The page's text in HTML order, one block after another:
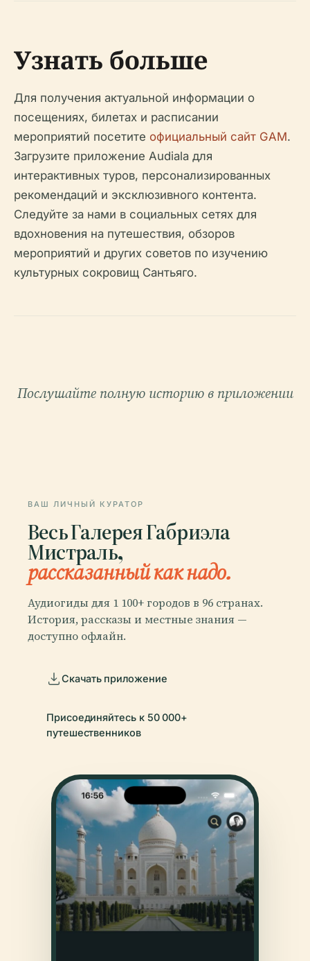
Узнать больше
Для получения актуальной информации о
посещениях, билетах и расписании
мероприятий посетите официальный сайт GAM.
Загрузите приложение Audiala для
интерактивных туров, персонализированных
рекомендаций и эксклюзивного контента.
Следуйте за нами в социальных сетях для
вдохновения на путешествия, обзоров
мероприятий и других советов по изучению
культурных сокровищ Сантьяго.
Послушайте полную историю в приложении
ВАШ ЛИЧНЫЙ КУРАТОР
Весь Галерея Габриэла
Мистраль,
рассказанный как надо.
Аудиогиды для 1 100+ городов в 96 странах.
История, рассказы и местные знания —
доступно офлайн.
Скачать приложение
Присоединяйтесь к 50 000+
путешественников